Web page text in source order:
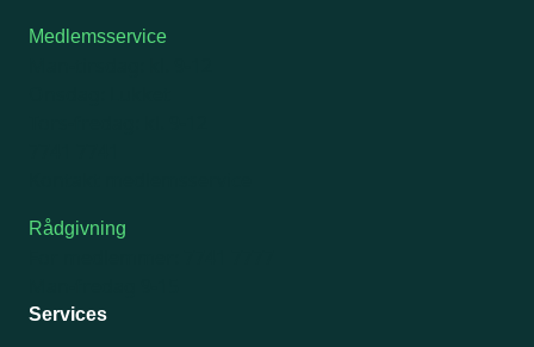
Medlemsservice
Rådgivning
Services